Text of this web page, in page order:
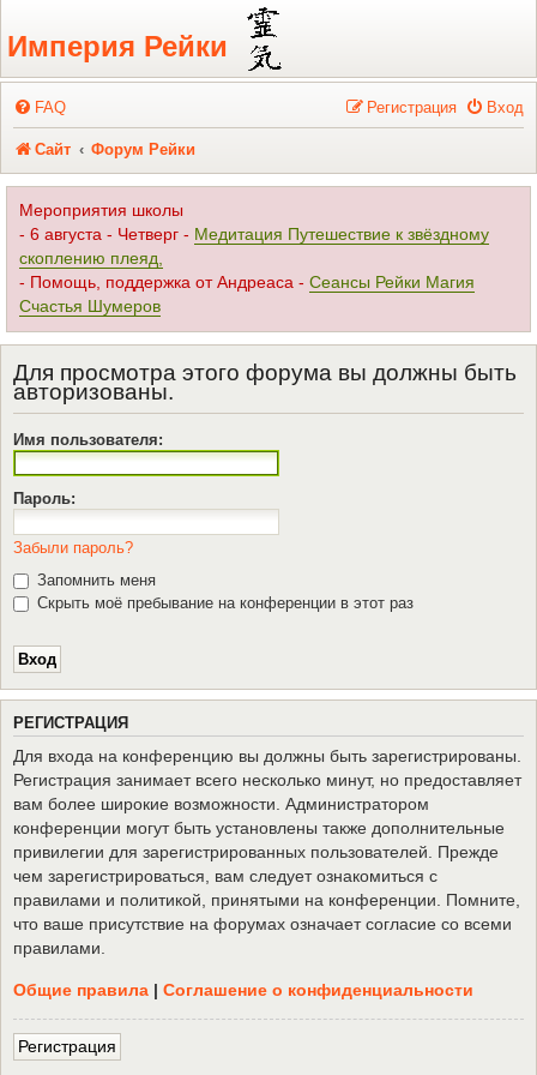
Регистрация
Империя Рейки
FAQ Вход
Регистрация
Сайт Форум Рейки
Мероприятия школы
- 6 августа - Четверг - Медитация Путешествие к звёздному
скоплению плеяд,
- Помощь, поддержка от Андреаса - Сеансы Рейки Магия
Счастья Шумеров
Для просмотра этого форума вы должны быть
авторизованы.
Имя пользователя:
Пароль:
Забыли пароль?
Запомнить меня
Скрыть моё пребывание на конференции в этот раз
РЕГИСТРАЦИЯ
Для входа на конференцию вы должны быть зарегистрированы.
Регистрация занимает всего несколько минут, но предоставляет
вам более широкие возможности. Администратором
конференции могут быть установлены также дополнительные
привилегии для зарегистрированных пользователей. Прежде
чем зарегистрироваться, вам следует ознакомиться с
правилами и политикой, принятыми на конференции. Помните,
что ваше присутствие на форумах означает согласие со всеми
правилами.
Общие правила | Соглашение о конфиденциальности
Регистрация